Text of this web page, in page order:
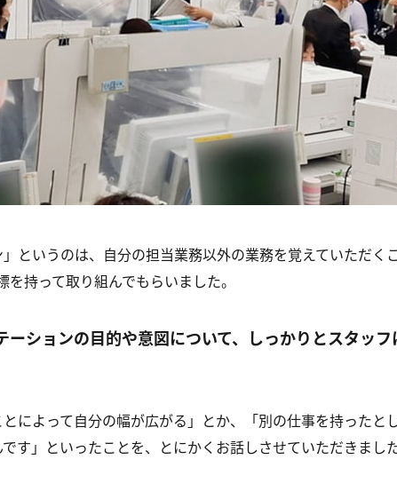
」というのは、自分の担当業務以外の業務を覚えていただく
持って取り組んでもらいました。
ーションの目的や意図について、しっかりとスタッ
とによって自分の幅が広がる」とか、「別の仕事を持ったと
す」といったことを、とにかくお話しさせていただきました